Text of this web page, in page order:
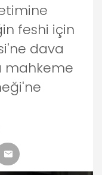
feshi için
dava
mahkeme